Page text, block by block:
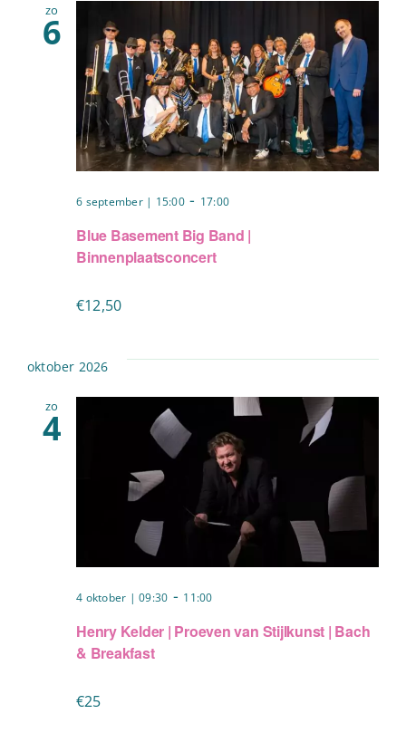
zo
6
Blue Basement Big Band |
Binnenplaatsconcert
6 september | 15:00 - 17:00
€12,50
oktober 2026
zo
4
Henry Kelder | Proeven van Stijlkunst | Bach
& Breakfast
4 oktober | 09:30 - 11:00
€25